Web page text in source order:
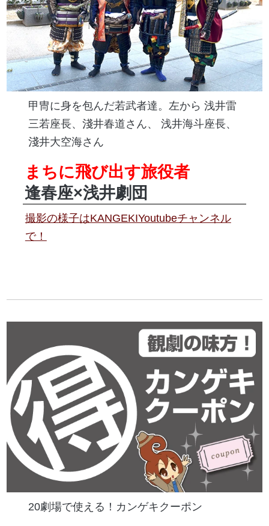
甲冑に身を包んだ若武者達。左から 浅井雷
三若座長、淺井春道さん、 浅井海斗座長、
淺井大空海さん
まちに飛び出す旅役者
逢春座×浅井劇団
撮影の様子はKANGEKIYoutubeチャンネル
で！
20劇場で使える！カンゲキクーポン